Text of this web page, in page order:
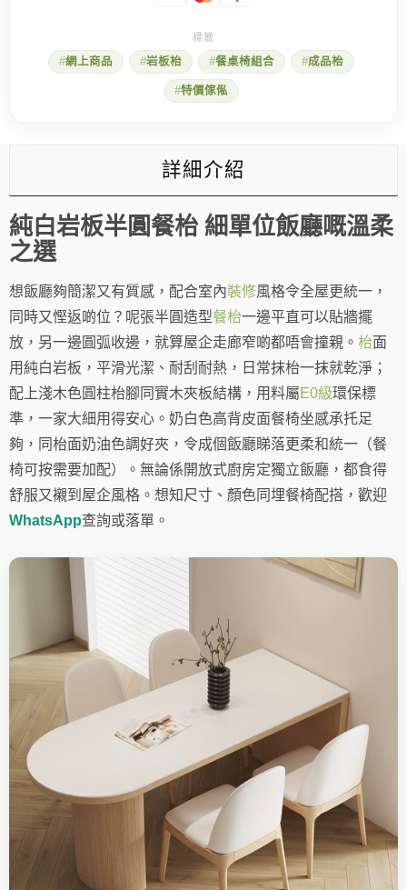
網上商品 岩板枱 餐桌椅組合 成品枱
特價傢俬
詳細介紹
純白岩板半圓餐枱 細單位飯廳嘅溫柔
之選
想飯廳夠簡潔又有質感，配合室內裝修風格令全屋更統一，
同時又慳返啲位？呢張半圓造型餐枱一邊平直可以貼牆擺
放，另一邊圓弧收邊，就算屋企走廊窄啲都唔會撞親。 枱面
用純白岩板，平滑光潔、耐刮耐熱，日常抹枱一抹就乾淨；
配上淺木色圓柱枱腳同實木夾板結構，用料屬E0級環保標
準，一家大細用得安心。奶白色高背皮面餐椅坐感承托足
夠，同枱面奶油色調好夾，令成個飯廳睇落更柔和統一（餐
椅可按需要加配）。無論係開放式廚房定獨立飯廳，都食得
舒服又襯到屋企風格。想知尺寸、顏色同埋餐椅配搭，歡迎
WhatsApp查詢或落單。